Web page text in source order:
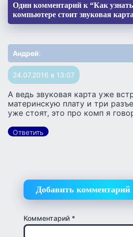
Один комментарий к “Как
компьютере стоит звуковая
Андрей:
24.07.2016 в 13:07
А ведь звуковая карта уже
материнскую плату и три
уже стоят, это про комп я
Ответить
Добавить комментарий
Комментарий *